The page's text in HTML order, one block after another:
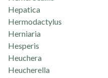
Hepatica
Hermodactylus
Herniaria
Hesperis
Heuchera
Heucherella